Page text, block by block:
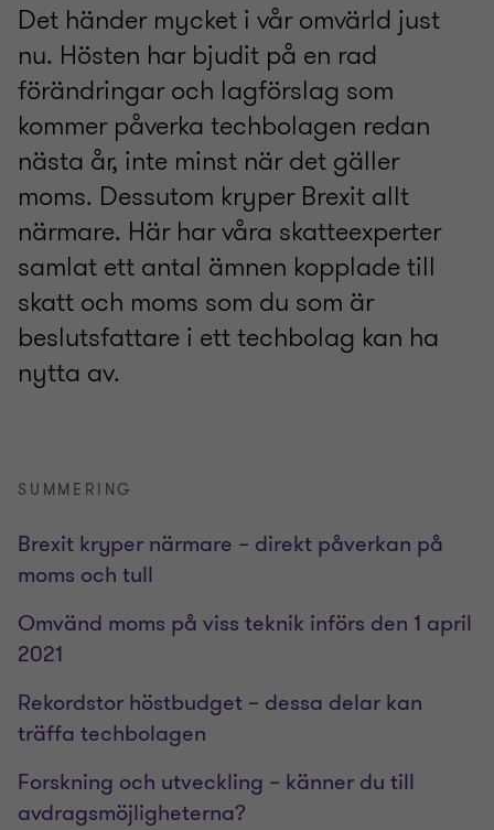
Det händer mycket i vår omvärld just
nu. Hösten har bjudit på en rad
förändringar och lagförslag som
kommer påverka techbolagen redan
nästa år, inte minst när det gäller
moms. Dessutom kryper Brexit allt
närmare. Här har våra skatteexperter
samlat ett antal ämnen kopplade till
skatt och moms som du som är
beslutsfattare i ett techbolag kan ha
nytta av.
SUMMERING
Brexit kryper närmare – direkt påverkan på
moms och tull
Omvänd moms på viss teknik införs den 1 april
2021
Rekordstor höstbudget – dessa delar kan
träffa techbolagen
Forskning och utveckling – känner du till
avdragsmöjligheterna?